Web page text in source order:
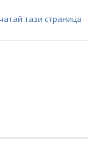
тази страница